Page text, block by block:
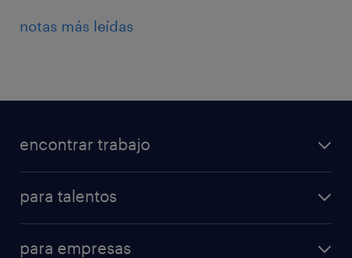
notas más leídas
encontrar trabajo
para talentos
para empresas